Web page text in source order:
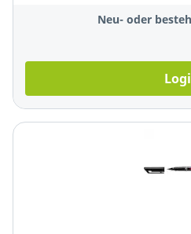
Neu- oder